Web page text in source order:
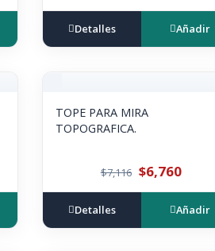
Detalles Añadir
TOPE PARA MIRA
TOPOGRAFICA.
$7,116 $6,760
Detalles Añadir